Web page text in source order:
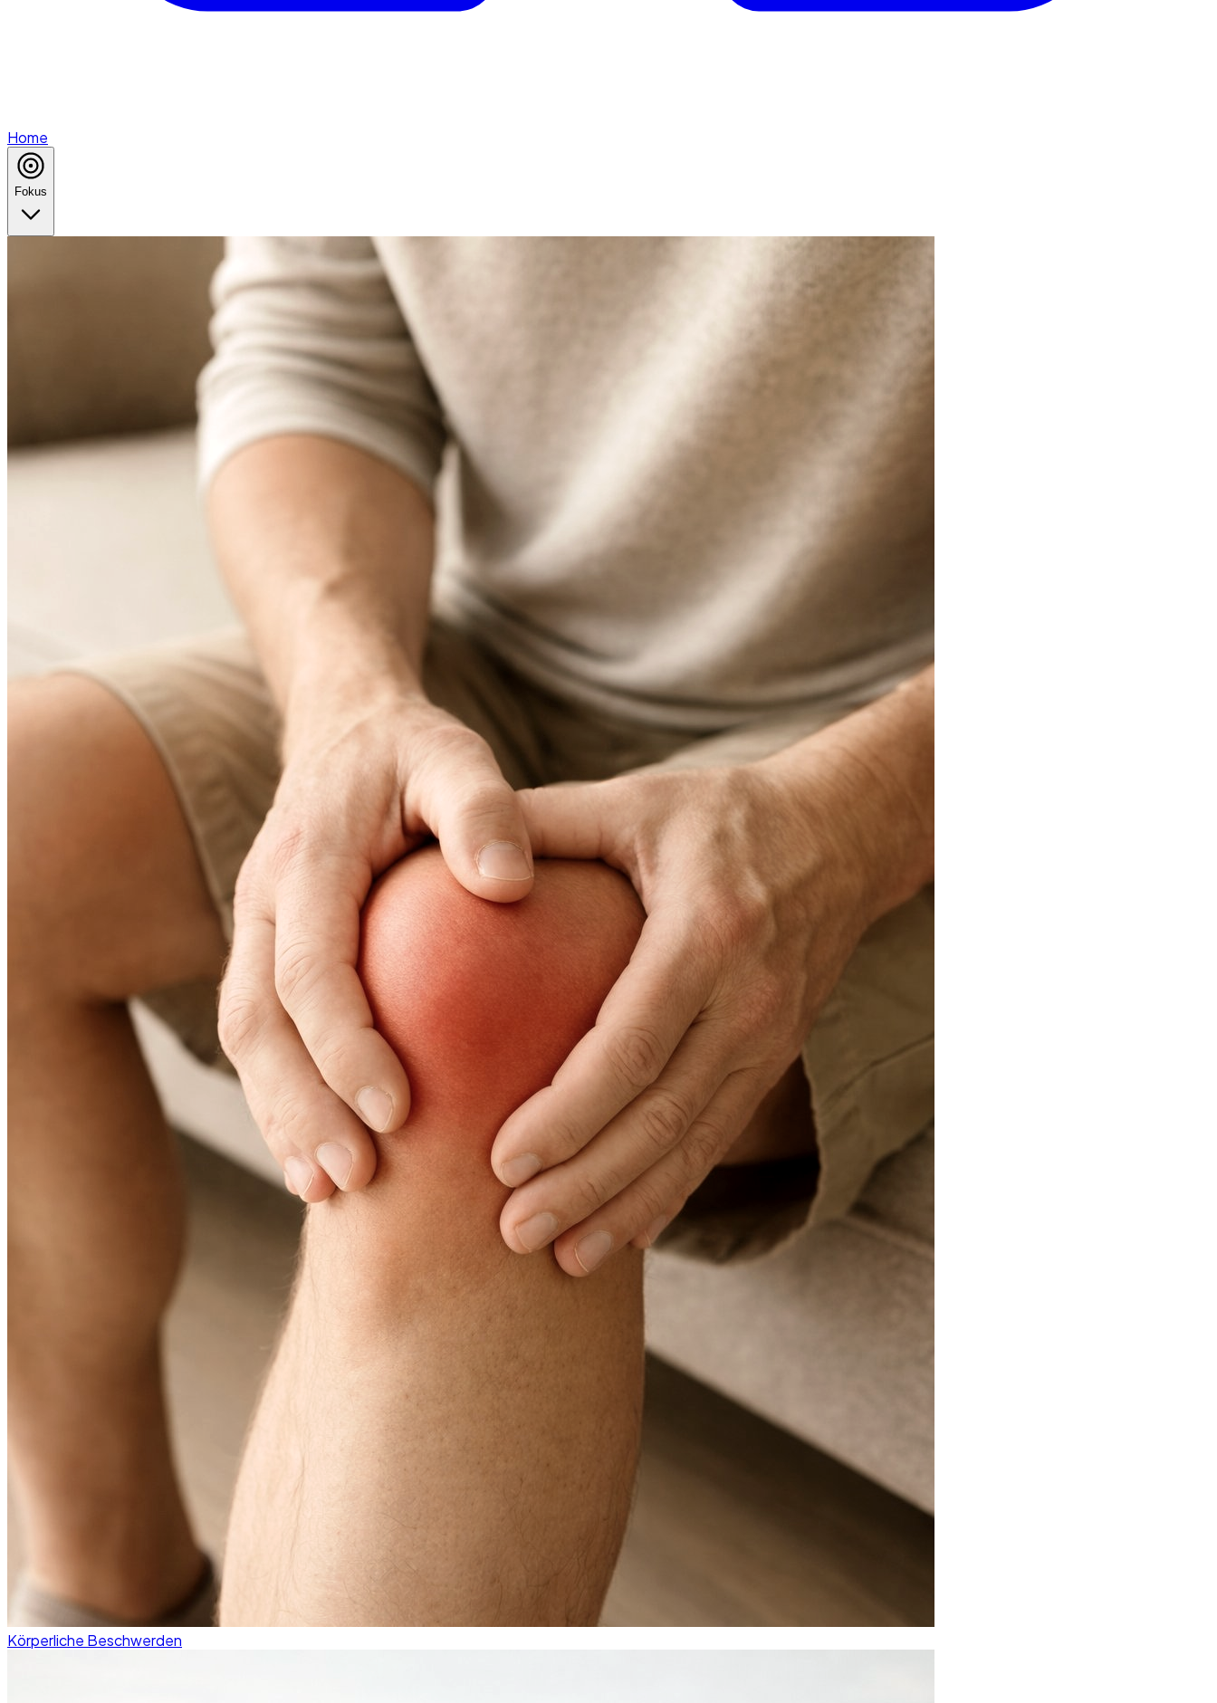
Home
Fokus
Körperliche Beschwerden